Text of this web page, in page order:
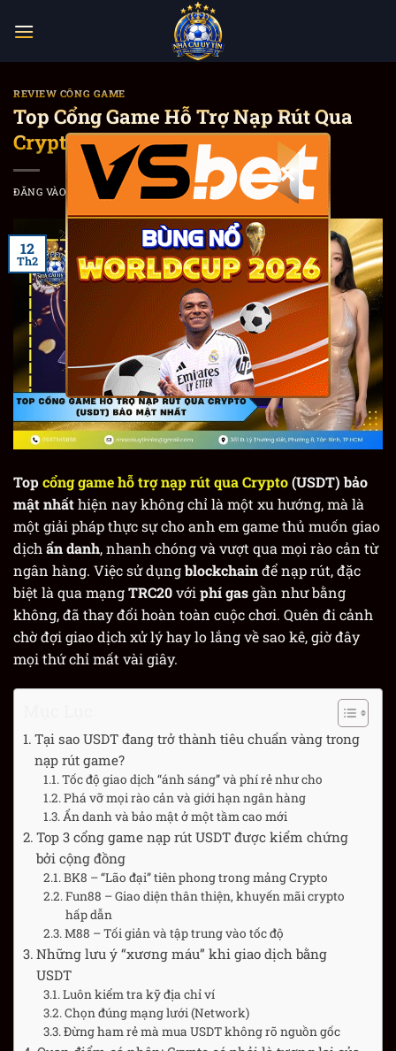
qua
REVIEW CỔNG GAME
Top Cổng Game Hỗ Trợ Nạp Rút Qua
Crypto (USDT) Bảo Mật Nhất
ĐĂNG VÀO THÁNG 2 12, 2026 BỞI KHƯU LỤC TRẦM
12
Th2
Topcổng game hỗ trợ nạp rút qua Crypto(USDT) bảo
mật nhấthiện nay không chỉ là một xu hướng, mà là
một giải pháp thực sự cho anh em game thủ muốn giao
dịch ẩn danh, nhanh chóng và vượt qua mọi rào cản từ
ngân hàng. Việc sử dụngblockchainđể nạp rút, đặc
biệt là qua mạngTRC20với phí gasgần như bằng
không, đã thay đổi hoàn toàn cuộc chơi. Quên đi cảnh
chờ đợi giao dịch xử lý hay lo lắng về sao kê, giờ đây
mọi thứ chỉ mất vài giây.
Tại sao USDT đang trở thành tiêu chuẩn vàng trong
nạp rút game?
Tốc độ giao dịch “ánh sáng” và phí rẻ như cho
Phá vỡ mọi rào cản và giới hạn ngân hàng
Ẩn danh và bảo mật ở một tầm cao mới
Top 3 cổng game nạp rút USDT được kiểm chứng
bởi cộng đồng
BK8 – “Lão đại” tiên phong trong mảng Crypto
Fun88 – Giao diện thân thiện, khuyến mãi crypto
hấp dẫn
M88 – Tối giản và tập trung vào tốc độ
Những lưu ý “xương máu” khi giao dịch bằng
USDT
Luôn kiểm tra kỹ địa chỉ ví
Chọn đúng mạng lưới (Network)
Đừng ham rẻ mà mua USDT không rõ nguồn gốc
×